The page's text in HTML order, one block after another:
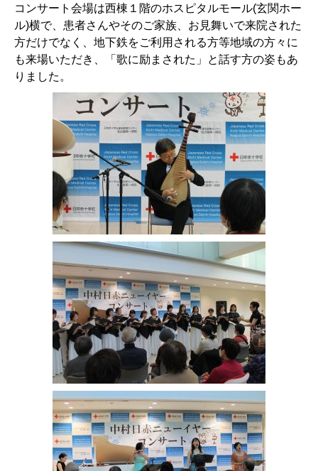
コンサート会場は西棟１階のホスピタルモール(玄関ホー
ル)横で、患者さんやそのご家族、お見舞いで来院された
方だけでなく、地下鉄をご利用される方等地域の方々に
も来場いただき、「歌に励まされた」と話す方の姿もあ
りました。